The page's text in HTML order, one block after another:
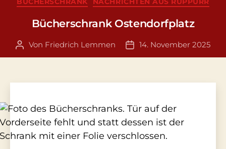
Bücherschrank Ostendorfplatz
Beitragsautor
Von Friedrich Lemmen Veröffentlichungsdatum
14. November 2025